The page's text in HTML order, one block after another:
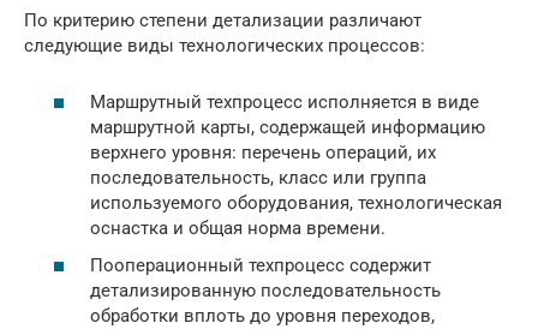
По критерию степени детализации различают
следующие виды технологических процессов:
Маршрутный техпроцесс исполняется в виде
маршрутной карты, содержащей информацию
верхнего уровня: перечень операций, их
последовательность, класс или группа
используемого оборудования, технологическая
оснастка и общая норма времени.
Пооперационный техпроцесс содержит
детализированную последовательность
обработки вплоть до уровня переходов,